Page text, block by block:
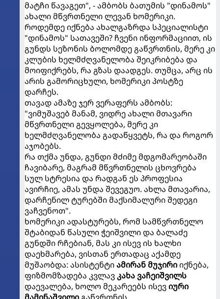
მატჩი წავაგეთ", - ამბობს ბათუმის "დინამოს"
ახალი მწვრთნელი ლევან ხომერიკი.
როდემდე იქნება ახალგაზრდა სპეციალისტი
"დინამოს" სათავეში? ჩვენი ინფორმაციით, ის
გუნდს სეზონის ბოლომდე გაწვრთნის, მერე კი
კლუბის ხელმძღვანელობა შეიკრიბება და
მოიფიქრებს, რა გზას დაადგეს. თუმცა, არც ის
არის გამორიცხული, ხომერიკი პოსტზე
დარჩეს.
თავად ამაზე ჯერ ვერაფერს ამბობს:
"ვიმუშავებ მანამ, ვიდრე ახალი მთავარი
მწვრთნელი გევყოლება, მერე კი
ხელმძღვანელობა გადაწყვეტს, რა და როგორ
აჯობებს.
რა თქმა უნდა, გუნდი მძიმე მდგომარეობაში
ჩავიბარე, მაგრამ მწვრთნელის ცხოვრება
სულ სტრესია და რადგან ეს პროფესია
ავირჩიე, ამას უნდა შევეგუო. ახლა მთავარია,
დარჩენილ ტურებში მაქსიმალური შედეგი
ვაჩვენოთ".
ხომერიკი ადასტურებს, რომ სამწვრთნელო
შტაბიდან წასული ჭეიშვილი და ბალაძე
გუნდში რჩებიან, მას კი ისევ ის ხალხი
დაეხმარება, ვისთან ერთადაც აქამდე
მუშაობდა: ასისტენტიამირან მუჯირიიქნება,
ფიზმომზადება კვლავკახა ვაჩეიშვილს
დაევალება, ხოლო მეკარეებს ისევიური